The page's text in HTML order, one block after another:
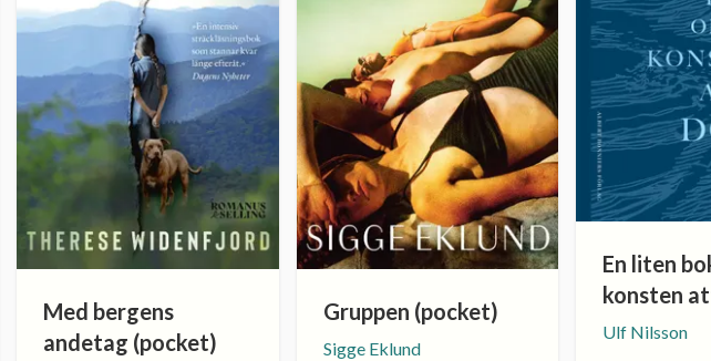
Med bergens
andetag (pocket)
Gruppen (pocket)
Sigge Eklund
En liten
konsten
Ulf Nilsson